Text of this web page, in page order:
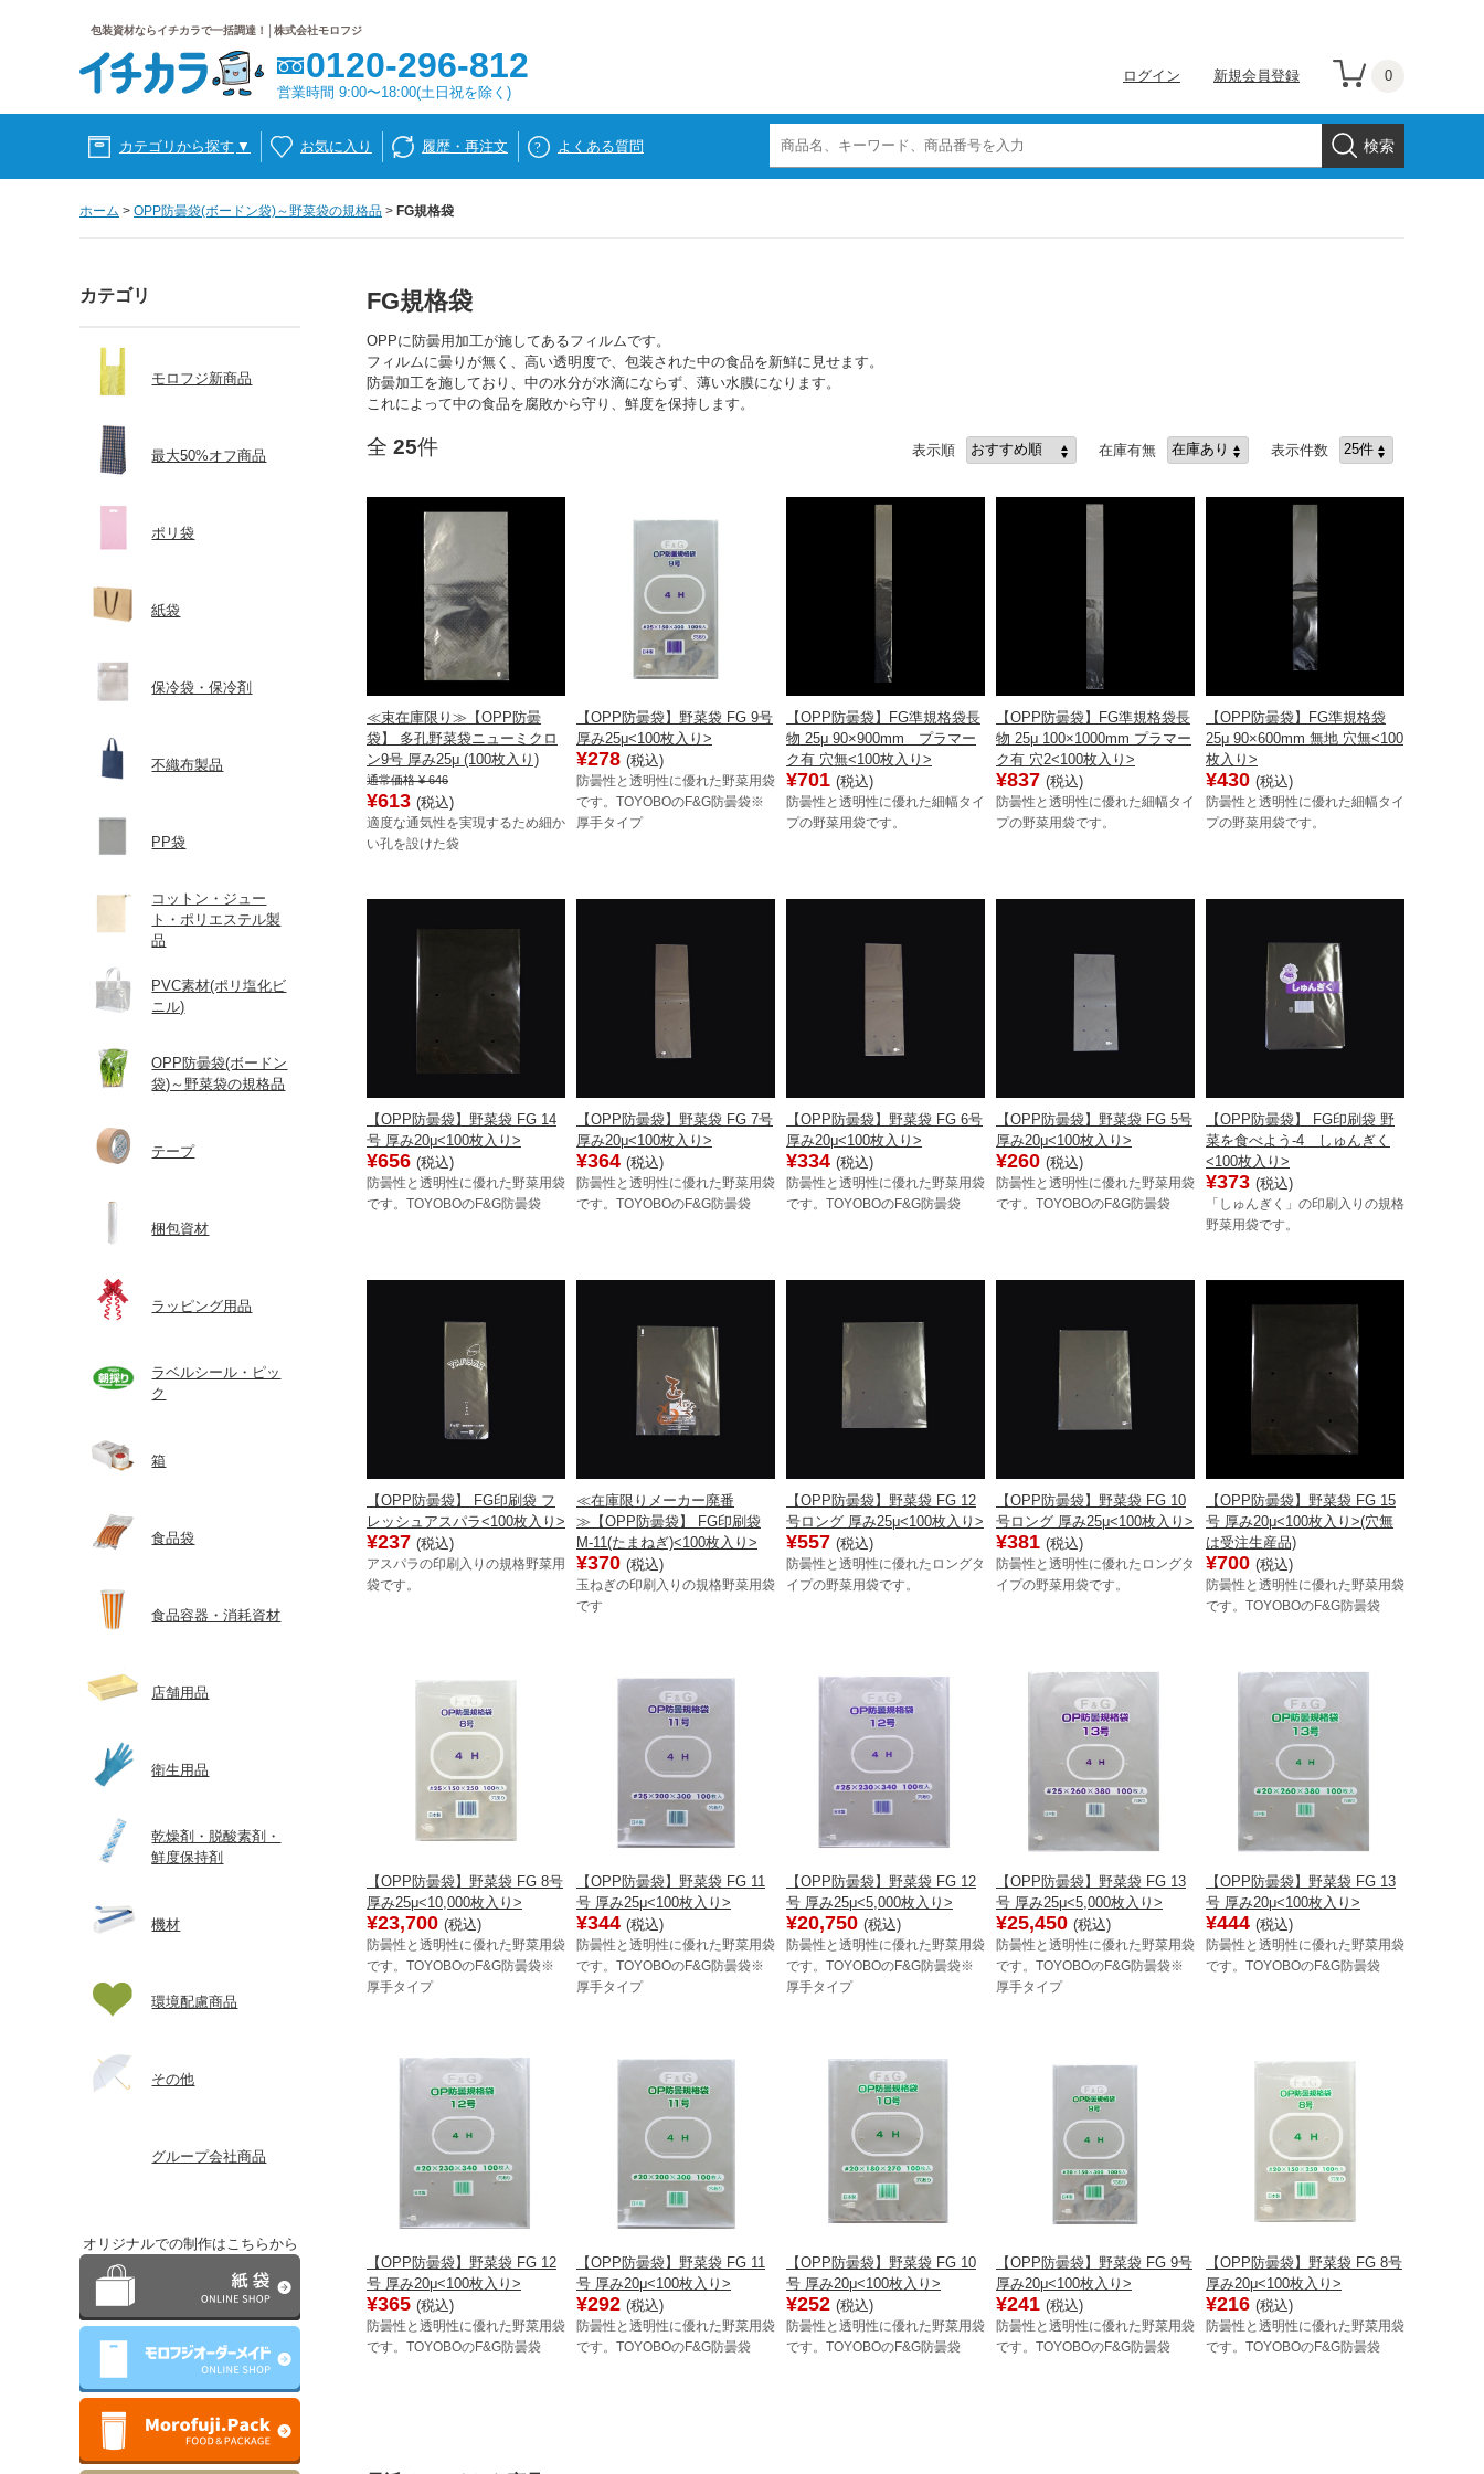
包装資材ならイチカラで一括調達！│株式会社モロフジ
0120-296-812
営業時間 9:00〜18:00(土日祝を除く)
ログイン 新規会員登録 0
カテゴリから探す ▼ お気に入り 履歴・再注文 よくある質問
ホーム > OPP防曇袋(ボードン袋)～野菜袋の規格品 > FG規格袋
カテゴリ
モロフジ新商品
最大50%オフ商品
ポリ袋
紙袋
保冷袋・保冷剤
不織布製品
PP袋
コットン・ジュー
ト・ポリエステル製
品
PVC素材(ポリ塩化ビ
ニル)
OPP防曇袋(ボードン
袋)～野菜袋の規格品
テープ
梱包資材
ラッピング用品
ラベルシール・ピッ
ク
箱
食品袋
食品容器・消耗資材
店舗用品
衛生用品
乾燥剤・脱酸素剤・
鮮度保持剤
機材
環境配慮商品
その他
グループ会社商品
オリジナルでの制作はこちらから
FG規格袋
OPPに防曇用加工が施してあるフィルムです。
フィルムに曇りが無く、高い透明度で、包装された中の食品を新鮮に見せます。
防曇加工を施しており、中の水分が水滴にならず、薄い水膜になります。
これによって中の食品を腐敗から守り、鮮度を保持します。
全 25件 表示順 在庫有無 表示件数
≪束在庫限り≫【OPP防曇
袋】 多孔野菜袋ニューミクロ
ン9号 厚み25μ (100枚入り)
通常価格¥ 646
¥613 (税込)
適度な通気性を実現するため細か
い孔を設けた袋
【OPP防曇袋】野菜袋 FG 9号
厚み25μ<100枚入り>
¥278 (税込)
防曇性と透明性に優れた野菜用袋
です。TOYOBOのF&G防曇袋※
厚手タイプ
【OPP防曇袋】FG準規格袋長
物 25μ 90×900mm プラマー
ク有 穴無<100枚入り>
¥701 (税込)
防曇性と透明性に優れた細幅タイ
プの野菜用袋です。
【OPP防曇袋】FG準規格袋長
物 25μ 100×1000mm プラマー
ク有 穴2<100枚入り>
¥837 (税込)
防曇性と透明性に優れた細幅タイ
プの野菜用袋です。
【OPP防曇袋】FG準規格袋
25μ 90×600mm 無地 穴無<100
枚入り>
¥430 (税込)
防曇性と透明性に優れた細幅タイ
プの野菜用袋です。
【OPP防曇袋】野菜袋 FG 14
号 厚み20μ<100枚入り>
¥656 (税込)
防曇性と透明性に優れた野菜用袋
です。TOYOBOのF&G防曇袋
【OPP防曇袋】野菜袋 FG 7号
厚み20μ<100枚入り>
¥364 (税込)
防曇性と透明性に優れた野菜用袋
です。TOYOBOのF&G防曇袋
【OPP防曇袋】野菜袋 FG 6号
厚み20μ<100枚入り>
¥334 (税込)
防曇性と透明性に優れた野菜用袋
です。TOYOBOのF&G防曇袋
【OPP防曇袋】野菜袋 FG 5号
厚み20μ<100枚入り>
¥260 (税込)
防曇性と透明性に優れた野菜用袋
です。TOYOBOのF&G防曇袋
【OPP防曇袋】 FG印刷袋 野
菜を食べよう-4 しゅんぎく
<100枚入り>
¥373 (税込)
「しゅんぎく」の印刷入りの規格
野菜用袋です。
【OPP防曇袋】 FG印刷袋 フ
レッシュアスパラ<100枚入り>
¥237 (税込)
アスパラの印刷入りの規格野菜用
袋です。
≪在庫限りメーカー廃番
≫【OPP防曇袋】 FG印刷袋
M-11(たまねぎ)<100枚入り>
¥370 (税込)
玉ねぎの印刷入りの規格野菜用袋
です
【OPP防曇袋】野菜袋 FG 12
号ロング 厚み25μ<100枚入り>
¥557 (税込)
防曇性と透明性に優れたロングタ
イプの野菜用袋です。
【OPP防曇袋】野菜袋 FG 10
号ロング 厚み25μ<100枚入り>
¥381 (税込)
防曇性と透明性に優れたロングタ
イプの野菜用袋です。
【OPP防曇袋】野菜袋 FG 15
号 厚み20μ<100枚入り>(穴無
は受注生産品)
¥700 (税込)
防曇性と透明性に優れた野菜用袋
です。TOYOBOのF&G防曇袋
【OPP防曇袋】野菜袋 FG 8号
厚み25μ<10,000枚入り>
¥23,700 (税込)
防曇性と透明性に優れた野菜用袋
です。TOYOBOのF&G防曇袋※
厚手タイプ
【OPP防曇袋】野菜袋 FG 11
号 厚み25μ<100枚入り>
¥344 (税込)
防曇性と透明性に優れた野菜用袋
です。TOYOBOのF&G防曇袋※
厚手タイプ
【OPP防曇袋】野菜袋 FG 12
号 厚み25μ<5,000枚入り>
¥20,750 (税込)
防曇性と透明性に優れた野菜用袋
です。TOYOBOのF&G防曇袋※
厚手タイプ
【OPP防曇袋】野菜袋 FG 13
号 厚み25μ<5,000枚入り>
¥25,450 (税込)
防曇性と透明性に優れた野菜用袋
です。TOYOBOのF&G防曇袋※
厚手タイプ
【OPP防曇袋】野菜袋 FG 13
号 厚み20μ<100枚入り>
¥444 (税込)
防曇性と透明性に優れた野菜用袋
です。TOYOBOのF&G防曇袋
【OPP防曇袋】野菜袋 FG 12
号 厚み20μ<100枚入り>
¥365 (税込)
防曇性と透明性に優れた野菜用袋
です。TOYOBOのF&G防曇袋
【OPP防曇袋】野菜袋 FG 11
号 厚み20μ<100枚入り>
¥292 (税込)
防曇性と透明性に優れた野菜用袋
です。TOYOBOのF&G防曇袋
【OPP防曇袋】野菜袋 FG 10
号 厚み20μ<100枚入り>
¥252 (税込)
防曇性と透明性に優れた野菜用袋
です。TOYOBOのF&G防曇袋
【OPP防曇袋】野菜袋 FG 9号
厚み20μ<100枚入り>
¥241 (税込)
防曇性と透明性に優れた野菜用袋
です。TOYOBOのF&G防曇袋
【OPP防曇袋】野菜袋 FG 8号
厚み20μ<100枚入り>
¥216 (税込)
防曇性と透明性に優れた野菜用袋
です。TOYOBOのF&G防曇袋